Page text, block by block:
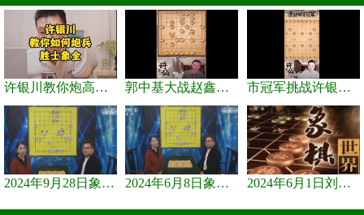
许银川教你炮高兵士象全如何赢士象全，简单四步即可 郭中基大战赵鑫鑫，许银川激情讲解 市冠军挑战许银川，急进中兵变化真激烈！
2024年9月28日象棋世界栏目，刘君、蒋川讲解了第九届杨官璘杯象棋... 2024年6月8日象棋世界，刘君、蒋川讲解了第九届杨官璘杯全国象棋... 2024年6月1日刘君、蒋川讲解第三届上海杯象棋大师赛谢靖与李少庚...